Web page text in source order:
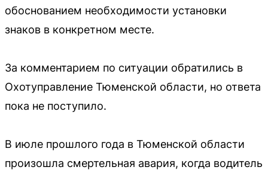
обоснованием необходимости установки
знаков в конкретном месте.
За комментарием по ситуации обратились в
Охотуправление Тюменской области, но ответа
пока не поступило.
В июле прошлого года в Тюменской области
произошла смертельная авария, когда водитель